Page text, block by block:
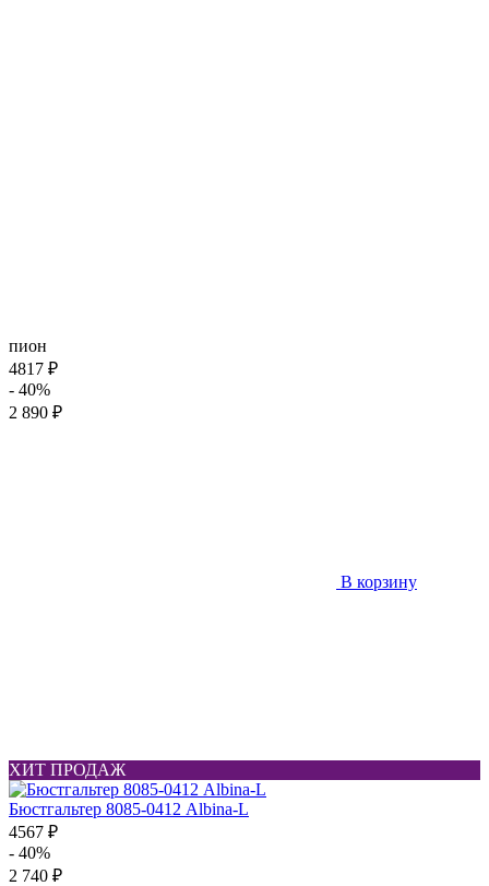
пион
4817 ₽
- 40%
2 890 ₽
В корзину
ХИТ ПРОДАЖ
Бюстгальтер 8085-0412 Albina-L
4567 ₽
- 40%
2 740 ₽